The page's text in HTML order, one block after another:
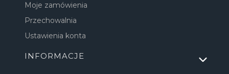
Moje zamówienia
Przechowalnia
Ustawienia konta
INFORMACJE